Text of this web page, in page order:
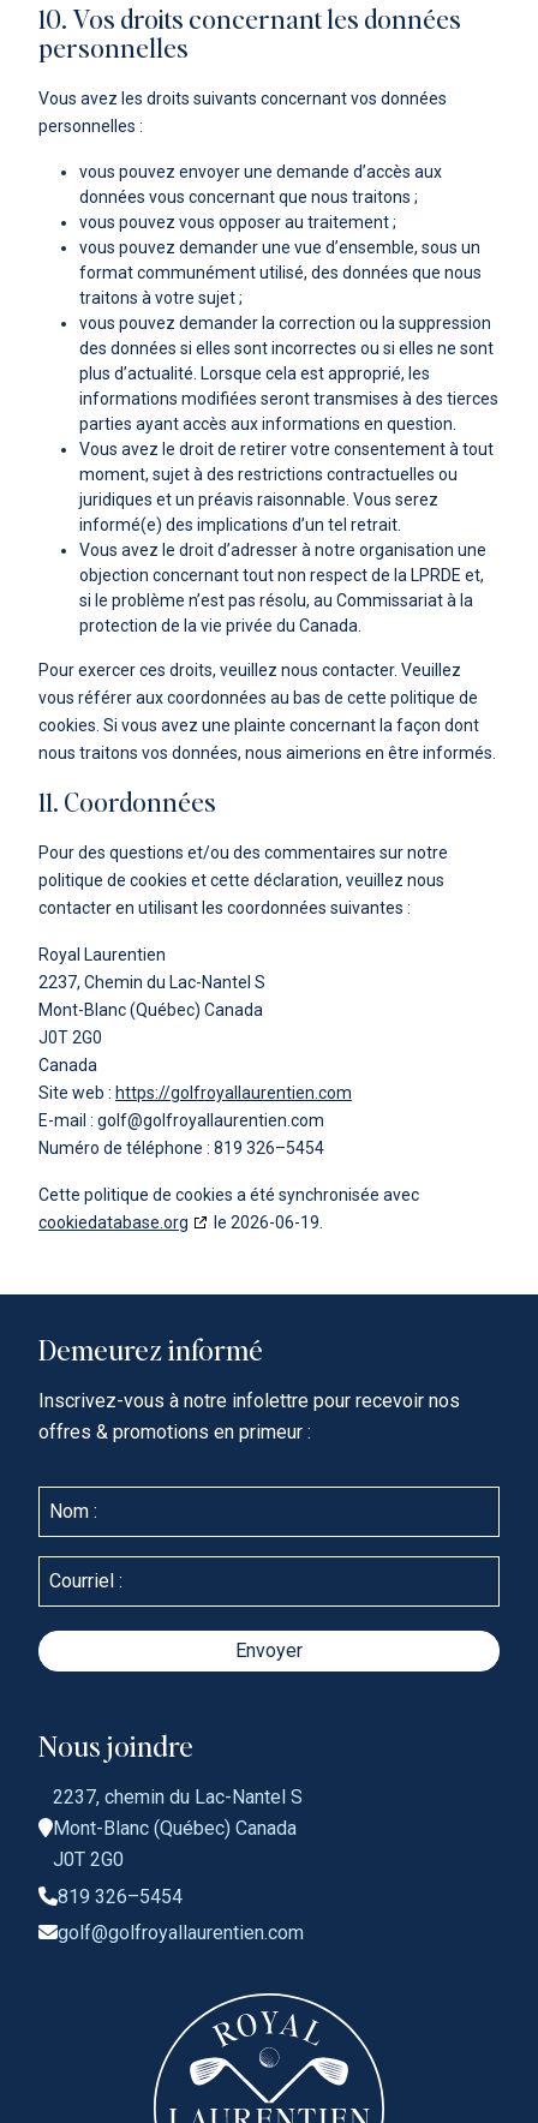
10. Vos droits concernant les données
personnelles
Vous avez les droits suivants concernant vos données
personnelles :
vous pouvez envoyer une demande d’accès aux
données vous concernant que nous traitons ;
vous pouvez vous opposer au traitement ;
vous pouvez demander une vue d’ensemble, sous un
format communément utilisé, des données que nous
traitons à votre sujet ;
vous pouvez demander la correction ou la suppression
des données si elles sont incorrectes ou si elles ne sont
plus d’actualité. Lorsque cela est approprié, les
informations modifiées seront transmises à des tierces
parties ayant accès aux informations en question.
Vous avez le droit de retirer votre consentement à tout
moment, sujet à des restrictions contractuelles ou
juridiques et un préavis raisonnable. Vous serez
informé(e) des implications d’un tel retrait.
Vous avez le droit d’adresser à notre organisation une
objection concernant tout non respect de la LPRDE et,
si le problème n’est pas résolu, au Commissariat à la
protection de la vie privée du Canada.
Pour exercer ces droits, veuillez nous contacter. Veuillez
vous référer aux coordonnées au bas de cette politique de
cookies. Si vous avez une plainte concernant la façon dont
nous traitons vos données, nous aimerions en être informés.
11. Coordonnées
Pour des questions et/ou des commentaires sur notre
politique de cookies et cette déclaration, veuillez nous
contacter en utilisant les coordonnées suivantes :
Royal Laurentien
2237, Chemin du Lac-Nantel S
Mont-Blanc (Québec) Canada
J0T 2G0
Canada
Site web : https://golfroyallaurentien.com
E-mail : golf@golfroyallaurentien.com
Numéro de téléphone : 819 326–5454
Cette politique de cookies a été synchronisée avec
cookiedatabase.org
le 2026-06-19.
Nous joindre
2237, chemin du Lac-Nantel S
Mont-Blanc (Québec) Canada
J0T 2G0
819 326–5454
golf@golfroyallaurentien.com
Demeurez informé
Inscrivez-vous à notre infolettre pour recevoir nos
offres & promotions en primeur :
m
:
u
r
r
:
Envoyer